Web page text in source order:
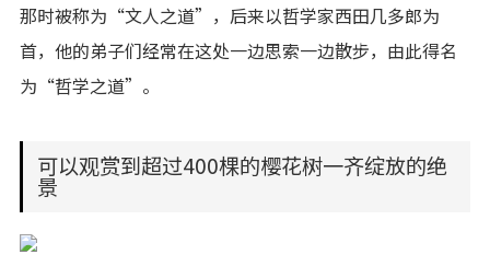
那时被称为“文人之道”，后来以哲学家西田几多郎为
首，他的弟子们经常在这处一边思索一边散步，由此得名
为“哲学之道”。
可以观赏到超过400棵的樱花树一齐绽放的绝
景